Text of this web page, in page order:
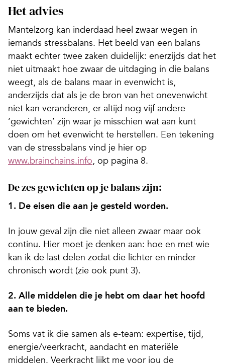
Het advies
Mantelzorg kan inderdaad heel zwaar wegen in
iemands stressbalans. Het beeld van een balans
maakt echter twee zaken duidelijk: enerzijds dat het
niet uitmaakt hoe zwaar de uitdaging in die balans
weegt, als de balans maar in evenwicht is,
anderzijds dat als je de bron van het onevenwicht
niet kan veranderen, er altijd nog vijf andere
‘gewichten’ zijn waar je misschien wat aan kunt
doen om het evenwicht te herstellen. Een tekening
van de stressbalans vind je hier op
www.brainchains.info, op pagina 8.
De zes gewichten op je balans zijn:
1. De eisen die aan je gesteld worden.
In jouw geval zijn die niet alleen zwaar maar ook
continu. Hier moet je denken aan: hoe en met wie
kan ik de last delen zodat die lichter en minder
chronisch wordt (zie ook punt 3).
2. Alle middelen die je hebt om daar het hoofd
aan te bieden.
Soms vat ik die samen als e-team: expertise, tijd,
energie/veerkracht, aandacht en materiële
middelen. Veerkracht lijkt me voor jou de